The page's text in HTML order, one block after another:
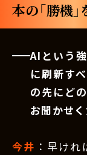
本の「勝機」
AIという
に刷新す
の先にど
お聞かせく
今井 ：早け